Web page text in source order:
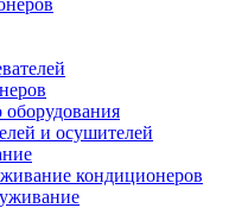
оборудования
и осушителей
кондиционеров